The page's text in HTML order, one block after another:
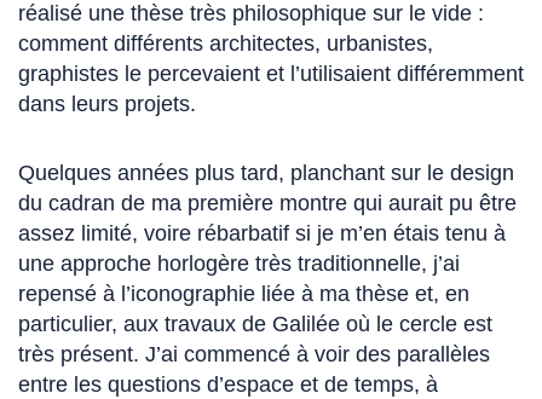
réalisé une thèse très philosophique sur le vide :
comment différents architectes, urbanistes,
graphistes le percevaient et l’utilisaient différemment
dans leurs projets.
Quelques années plus tard, planchant sur le design
du cadran de ma première montre qui aurait pu être
assez limité, voire rébarbatif si je m’en étais tenu à
une approche horlogère très traditionnelle, j’ai
repensé à l’iconographie liée à ma thèse et, en
particulier, aux travaux de Galilée où le cercle est
très présent. J’ai commencé à voir des parallèles
entre les questions d’espace et de temps, à